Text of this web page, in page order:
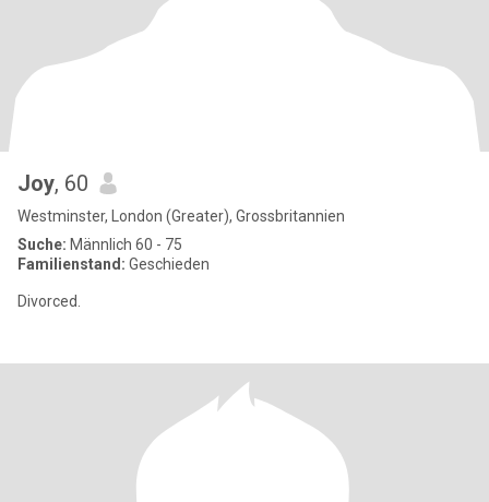
Joy, 60
Westminster, London (Greater), Grossbritannien
Suche: Männlich 60 - 75
Familienstand: Geschieden
Divorced.